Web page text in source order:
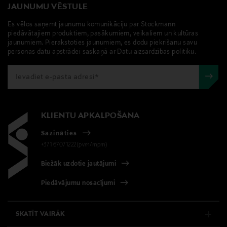
100% kokvilna
Kopšanas instrukcijas
Mazgāt kopā ar līdzīgām krāsām
WHITE SAND
Ražotājvalsts
ĶĪNA
Ražotāja daļas numurs
0,00 € – 4,90 €
JAUNUMU VĒSTULE
Es vēlos saņemt jaunumu komunikāciju par Stockmann
piedāvātajiem produktiem, pasākumiem, veikaliem un kultūras
jaunumiem. Pierakstoties jaunumiem, es dodu piekrišanu savu
personas datu apstrādei saskaņā ar Datu aizsardzības politiku.
KLIENTU APKALPOŠANA
Sazināties
+371 67071222(pvm/mpm)
Biežāk uzdotie jautājumi
Piedāvājumu nosacījumi
SKATĪT VAIRĀK